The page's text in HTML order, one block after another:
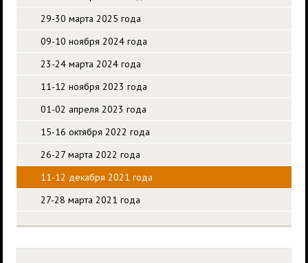
29-30 марта 2025 года
09-10 ноября 2024 года
23-24 марта 2024 года
11-12 ноября 2023 года
01-02 апреля 2023 года
15-16 октября 2022 года
26-27 марта 2022 года
11-12 декабря 2021 года
27-28 марта 2021 года